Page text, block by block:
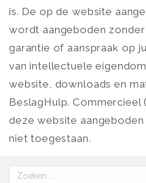
is. De op de website
wordt aangeboden
garantie of aanspraak op
van intellectuele
website, downloads en
BeslagHulp. Commercieel
deze website
niet toegestaan.